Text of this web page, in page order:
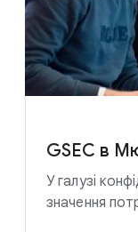
GSEC в
У галузі
значення